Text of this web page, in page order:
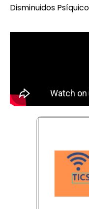
Disminuidos